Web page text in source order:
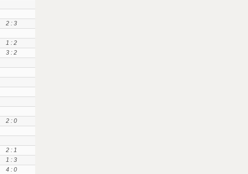
2 : 3
1 : 2
3 : 2
2 : 0
2 : 1
1 : 3
4 : 0